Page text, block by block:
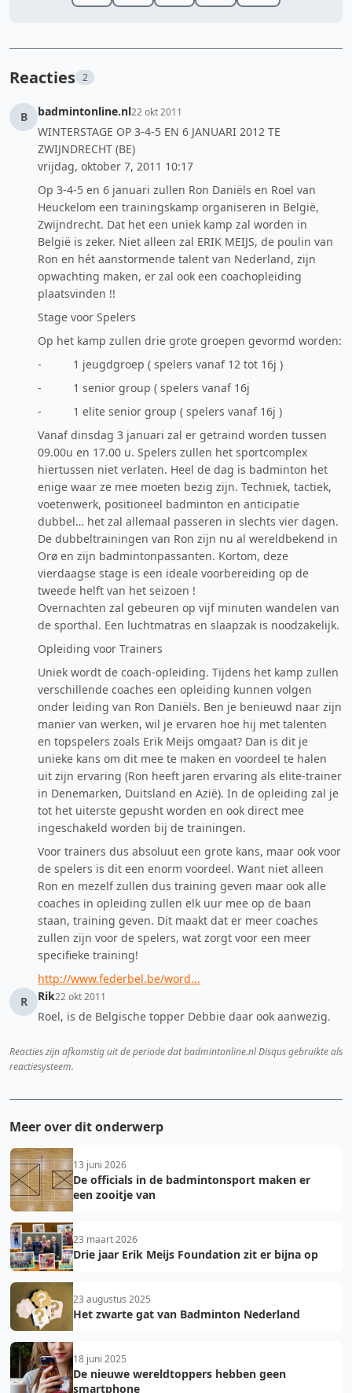
Reacties 2
B badmintonline.nl22 okt 2011
WINTERSTAGE OP 3-4-5 EN 6 JANUARI 2012 TE
ZWIJNDRECHT (BE)
vrijdag, oktober 7, 2011 10:17
Op 3-4-5 en 6 januari zullen Ron Daniëls en Roel van
Heuckelom een trainingskamp organiseren in België,
Zwijndrecht. Dat het een uniek kamp zal worden in
België is zeker. Niet alleen zal ERIK MEIJS, de poulin van
Ron en hét aanstormende talent van Nederland, zijn
opwachting maken, er zal ook een coachopleiding
plaatsvinden !!
Stage voor Spelers
Op het kamp zullen drie grote groepen gevormd worden:
- 1 jeugdgroep ( spelers vanaf 12 tot 16j )
- 1 senior group ( spelers vanaf 16j
- 1 elite senior group ( spelers vanaf 16j )
Vanaf dinsdag 3 januari zal er getraind worden tussen
09.00u en 17.00 u. Spelers zullen het sportcomplex
hiertussen niet verlaten. Heel de dag is badminton het
enige waar ze mee moeten bezig zijn. Techniek, tactiek,
voetenwerk, positioneel badminton en anticipatie
dubbel… het zal allemaal passeren in slechts vier dagen.
De dubbeltrainingen van Ron zijn nu al wereldbekend in
Orø en zijn badmintonpassanten. Kortom, deze
vierdaagse stage is een ideale voorbereiding op de
tweede helft van het seizoen !
Overnachten zal gebeuren op vijf minuten wandelen van
de sporthal. Een luchtmatras en slaapzak is noodzakelijk.
Opleiding voor Trainers
Uniek wordt de coach-opleiding. Tijdens het kamp zullen
verschillende coaches een opleiding kunnen volgen
onder leiding van Ron Daniëls. Ben je benieuwd naar zijn
manier van werken, wil je ervaren hoe hij met talenten
en topspelers zoals Erik Meijs omgaat? Dan is dit je
unieke kans om dit mee te maken en voordeel te halen
uit zijn ervaring (Ron heeft jaren ervaring als elite-trainer
in Denemarken, Duitsland en Azië). In de opleiding zal je
tot het uiterste gepusht worden en ook direct mee
ingeschakeld worden bij de trainingen.
Voor trainers dus absoluut een grote kans, maar ook voor
de spelers is dit een enorm voordeel. Want niet alleen
Ron en mezelf zullen dus training geven maar ook alle
coaches in opleiding zullen elk uur mee op de baan
staan, training geven. Dit maakt dat er meer coaches
zullen zijn voor de spelers, wat zorgt voor een meer
specifieke training!
http://www.federbel.be/word...
R
Rik22 okt 2011
Roel, is de Belgische topper Debbie daar ook aanwezig.
Reacties zijn afkomstig uit de periode dat badmintonline.nl Disqus gebruikte als
reactiesysteem.
Meer over dit onderwerp
13 juni 2026
De officials in de badmintonsport maken er
een zooitje van
23 maart 2026
Drie jaar Erik Meijs Foundation zit er bijna op
23 augustus 2025
Het zwarte gat van Badminton Nederland
18 juni 2025
De nieuwe wereldtoppers hebben geen
smartphone